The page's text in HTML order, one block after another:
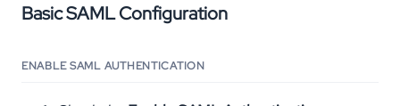
Basic SAML Configuration
ENABLE SAML AUTHENTICATION